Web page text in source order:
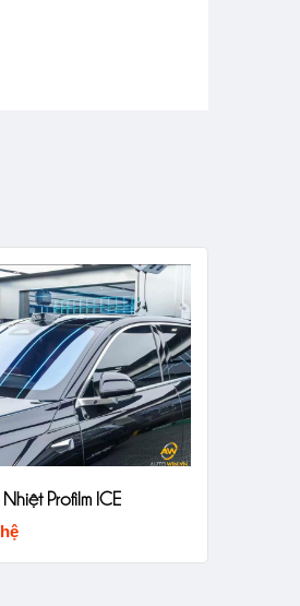
Profilm ICE